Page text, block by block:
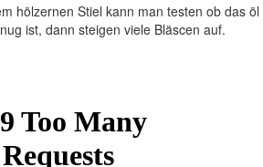
hölzernen Stiel kann man testen ob das öl
ist, dann steigen viele Bläscen auf.